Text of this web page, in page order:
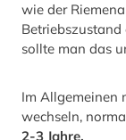
wie der
sollte man das
Im Allgemeinen
wechseln,
2-3 Jahre.